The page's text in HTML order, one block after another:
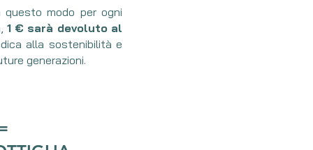
questo modo per ogni
1 € sarà devoluto al
alla sostenibilità e
generazioni.